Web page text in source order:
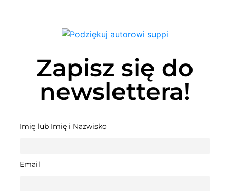
Zapisz się do
newslettera!
Imię lub Imię i Nazwisko
Email